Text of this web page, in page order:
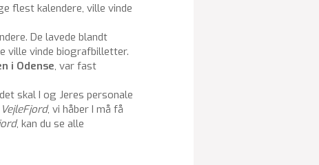
flest kalendere, ville vinde
De lavede blandt
ville vinde biografbilletter.
i Odense, var fast
skal I og Jeres personale
, vi håber I må få
, kan du se alle